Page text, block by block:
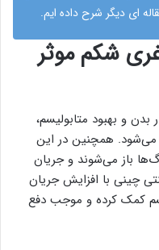
ای دیگر شرح داده ایم.
شکم موثر
و بهبود متابولیسم،
می‌شود. همچنین در این
باز می‌شوند و جریان
چینی با افزایش جریان
کمک کرده و موجب دفع